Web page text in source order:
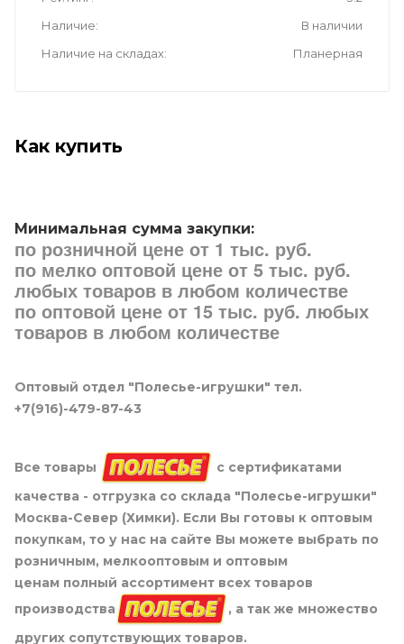
Наличие
В наличии
Наличие на складах
Планерная
Как купить
Минимальная сумма закупки:
по розничной цене от 1 тыс. руб.
по мелко оптовой цене от 5 тыс. руб.
любых товаров в любом количестве
по оптовой цене от 15 тыс. руб. любых
товаров в любом количестве
Оптовый отдел "Полесье-игрушки" тел.
+7(916)-479-87-43
Все товары
с сертификатами
качества - отгрузка со склада "Полесье-игрушки"
Москва-Север (Химки). Если Вы готовы к оптовым
покупкам, то у нас на сайте Вы можете выбрать по
розничным, мелкооптовым и оптовым
ценам полный ассортимент всех товаров
производства
, а так же множество
других сопутствующих товаров.